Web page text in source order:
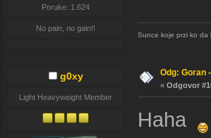
Poruke: 1.624
No pain, no gain!!
Sunce koje przi ko da
g0xy
Light Heavyweight Member
Odg: Goran
« Odgovor
Haha